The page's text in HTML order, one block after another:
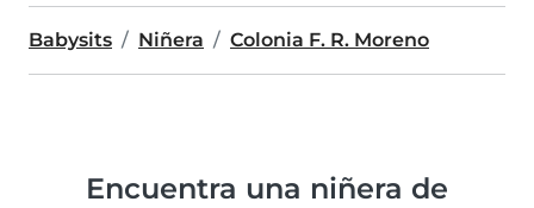
Babysits Niñera Colonia F. R. Moreno
Encuentra una niñera de